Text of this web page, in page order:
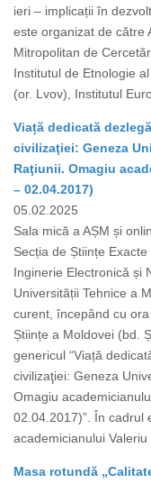
ieri – implicații în
este organizat de către
Mitropolitan de
Institutul de Etnologie
(or. Lvov), Institutul
Viață dedicată
civilizaţiei: Geneza
Raţiunii. Omagiu
– 02.04.2017)
05.02.2025
Sala mică a AȘM și
Secția de Științe
Inginerie Electronică și
Universității Tehnice a
curent, începând cu
Științe a Moldovei (bd.
genericul “Viață
civilizaţiei: Geneza
Omagiu
02.04.2017)”. În cadrul
academicianului Valeriu
Masa rotundă